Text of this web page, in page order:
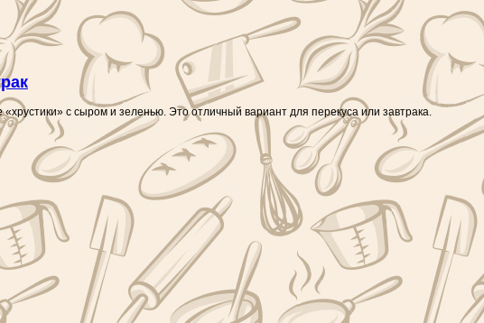
с сыром и зеленью. Это отличный вариант для перекуса или завтрака.